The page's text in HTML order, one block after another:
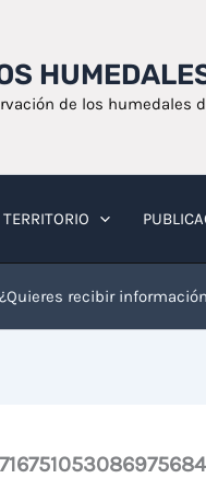
de los humedales
¿Quieres recibir